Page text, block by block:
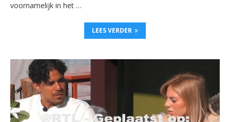
voornamelijk in het …
LEES VERDER